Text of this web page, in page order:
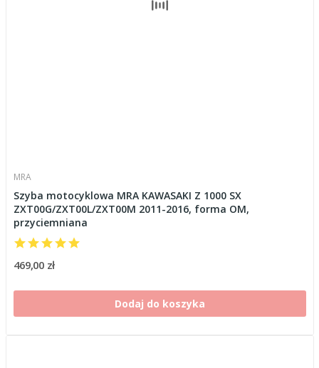
MRA
Szyba motocyklowa MRA KAWASAKI Z 1000 SX
ZXT00G/ZXT00L/ZXT00M 2011-2016, forma OM,
przyciemniana
469,00 zł
Dodaj do koszyka